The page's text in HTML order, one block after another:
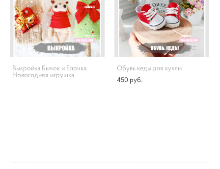
Выкройка Бычок и Елочка.
Новогодняя игрушка
Обувь кеды для куклы
450 pуб.